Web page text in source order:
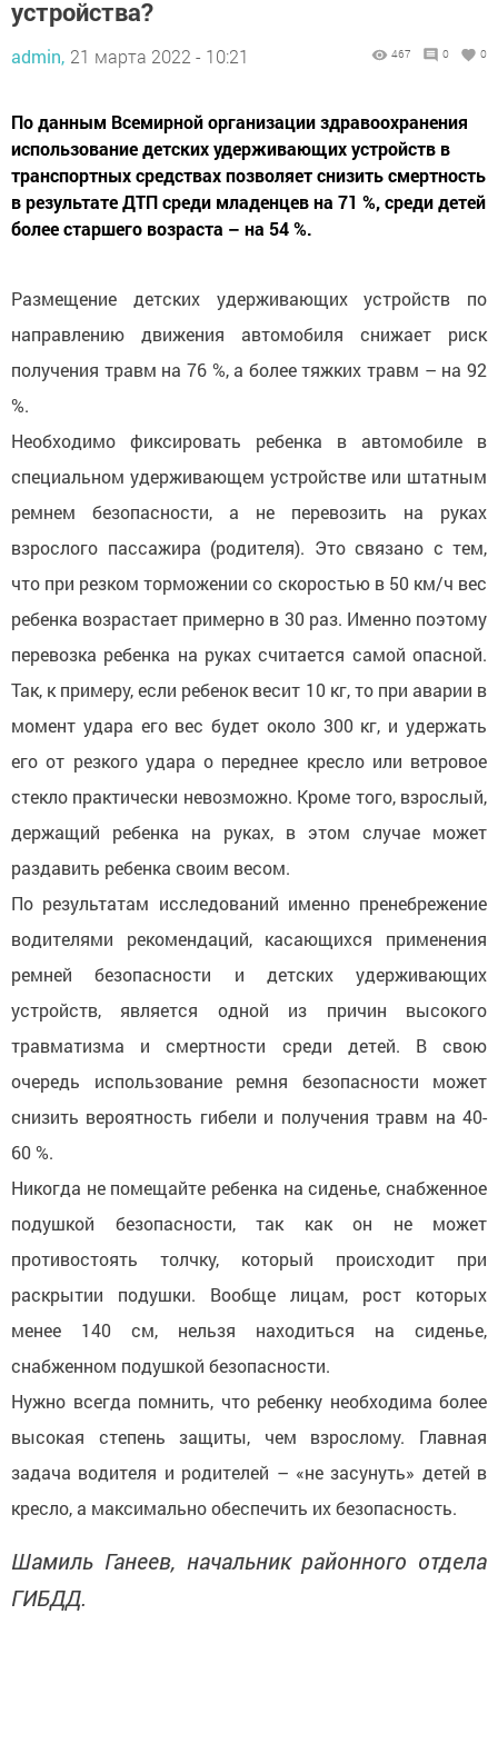
устройства?
admin, 21 марта 2022 - 10:21 467 0 0
По данным Всемирной организации здравоохранения
использование детских удерживающих устройств в
транспортных средствах позволяет снизить смертность
в результате ДТП среди младенцев на 71 %, среди детей
более старшего возраста – на 54 %.
Размещение детских удерживающих устройств по
направлению движения автомобиля снижает риск
получения травм на 76 %, а более тяжких травм – на 92
%.
Необходимо фиксировать ребенка в автомобиле в
специальном удерживающем устройстве или штатным
ремнем безопасности, а не перевозить на руках
взрослого пассажира (родителя). Это связано с тем,
что при резком торможении со скоростью в 50 км/ч вес
ребенка возрастает примерно в 30 раз. Именно поэтому
перевозка ребенка на руках считается самой опасной.
Так, к примеру, если ребенок весит 10 кг, то при аварии в
момент удара его вес будет около 300 кг, и удержать
его от резкого удара о переднее кресло или ветровое
стекло практически невозможно. Кроме того, взрослый,
держащий ребенка на руках, в этом случае может
раздавить ребенка своим весом.
По результатам исследований именно пренебрежение
водителями рекомендаций, касающихся применения
ремней безопасности и детских удерживающих
устройств, является одной из причин высокого
травматизма и смертности среди детей. В свою
очередь использование ремня безопасности может
снизить вероятность гибели и получения травм на 40-
60 %.
Никогда не помещайте ребенка на сиденье, снабженное
подушкой безопасности, так как он не может
противостоять толчку, который происходит при
раскрытии подушки. Вообще лицам, рост которых
менее 140 см, нельзя находиться на сиденье,
снабженном подушкой безопасности.
Нужно всегда помнить, что ребенку необходима более
высокая степень защиты, чем взрослому. Главная
задача водителя и родителей – «не засунуть» детей в
кресло, а максимально обеспечить их безопасность.
Шамиль Ганеев, начальник районного отдела
ГИБДД.